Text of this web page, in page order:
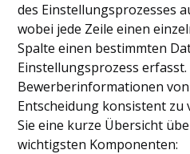
des Einstellungsprozesses
wobei jede Zeile einen
Spalte einen bestimmten
Einstellungsprozess
Bewerberinformationen
Entscheidung konsistent
Sie eine kurze Übersicht
wichtigsten Komponenten: